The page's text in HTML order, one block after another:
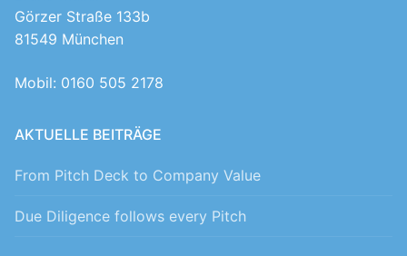
Görzer Straße 133b
81549 München
Mobil: 0160 505 2178
AKTUELLE BEITRÄGE
From Pitch Deck to Company Value
Due Diligence follows every Pitch